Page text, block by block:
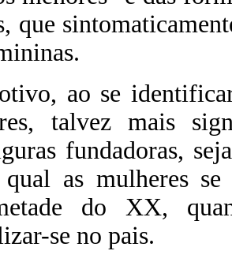
que
ao se
talvez mais
fundadoras,
as mulheres
do XX,
se no pais.